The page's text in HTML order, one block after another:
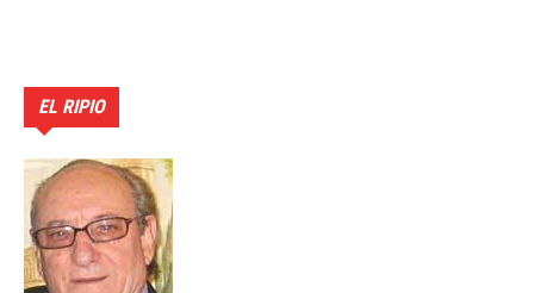
EL RIPIO